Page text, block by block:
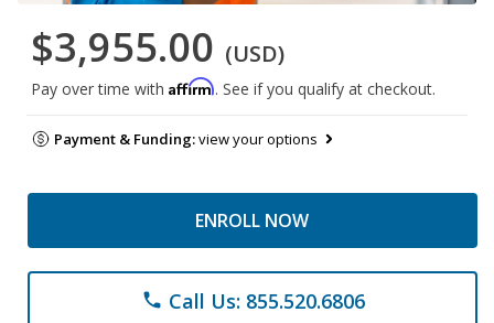
$3,955.00 (USD)
Pay over time with Affirm. See if you qualify at checkout.
Payment & Funding:view your options
ENROLL NOW
phone Call Us: 855.520.6806